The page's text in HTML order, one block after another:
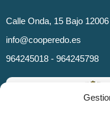
Calle Onda, 15 Bajo
info@cooperedo.es
964245018 - 964245798